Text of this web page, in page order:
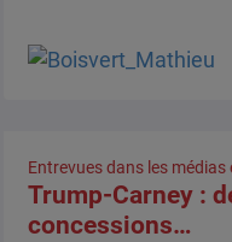
Entrevues dans les médias
Trump-Carney :
concessions…